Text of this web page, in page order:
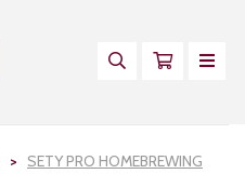
SETY PRO HOMEBREWING